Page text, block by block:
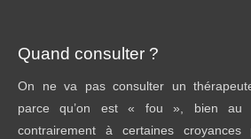
Quand consulter ?
On ne va pas consulter un
parce qu’on est « fou », bien au
contrairement à certaines croyances